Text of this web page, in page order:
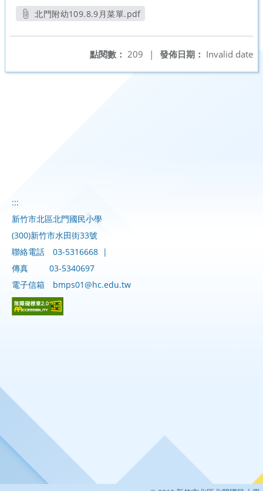
北門附幼109.8.9月菜單.pdf
發佈日期： Invalid date
點閱數： 209 |
:::
新竹市北區北門國民小學
(300)新竹市水田街33號
聯絡電話
03-5316668 |
傳真
03-5340697
電子信箱
bmps01@hc.edu.tw